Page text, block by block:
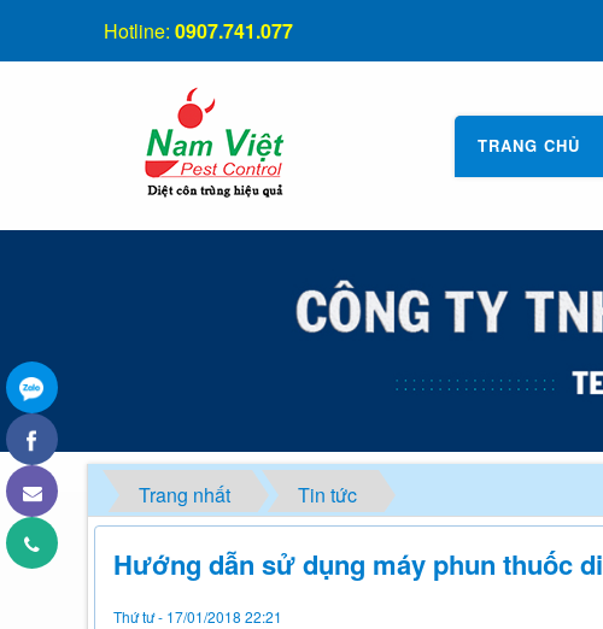
TRANG CHỦ
Hotline: 0907.741.077
Trang nhất Tin tức
Hướng dẫn sử dụng máy phun thuốc
Thứ tư - 17/01/2018 22:21